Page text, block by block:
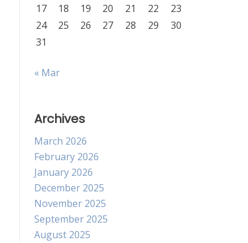
17
18 19 20 21 22
23
24
25 26 27 28 29
30
31
« Mar
Archives
March 2026
February 2026
January 2026
December 2025
November 2025
September 2025
August 2025